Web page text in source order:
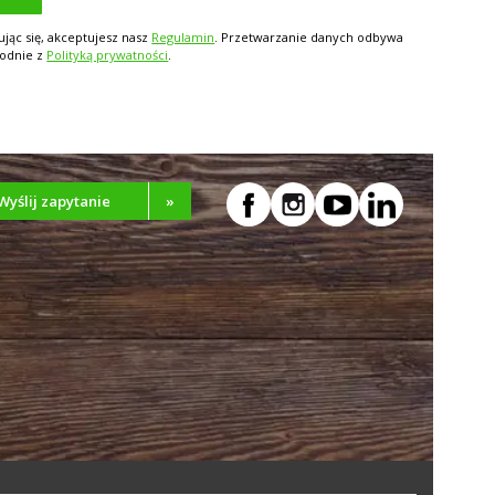
się, akceptujesz nasz Regulamin. Przetwarzanie danych odbywa
z Polityką prywatności.
zapytanie »